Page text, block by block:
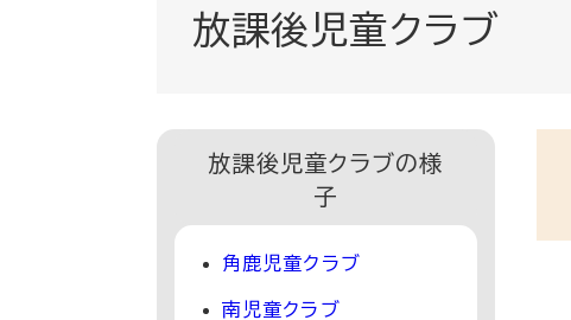
放課後児童クラブ
放課後児童クラブの様
子
角鹿児童クラブ
南児童クラブ